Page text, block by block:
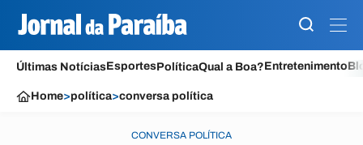
Últimas NotíciasEsportesPolíticaQual a Boa?Entretenimento
Home>política>conversa política
CONVERSA POLÍTICA